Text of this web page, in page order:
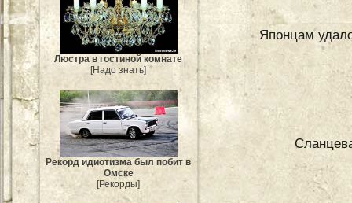
Люстра в гостиной комнате
[Надо знать]
Рекорд идиотизма был побит в
Омске
[Рекорды]
Японцам